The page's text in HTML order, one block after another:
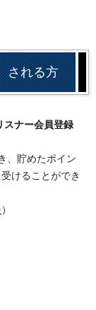
される方
スナー会員登録
、貯めたポイン
けることができ
）